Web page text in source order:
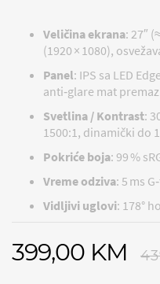
Veličina ekrana: 27″
(1920 × 1080),
Panel: IPS sa LED
anti‑glare mat premaz
Svetlina / Kontrast:
1500:1, dinamički do
Pokriće boja: 99 %
Vreme odziva: 5 ms
Vidljivi uglovi: 178°
399,00 KM